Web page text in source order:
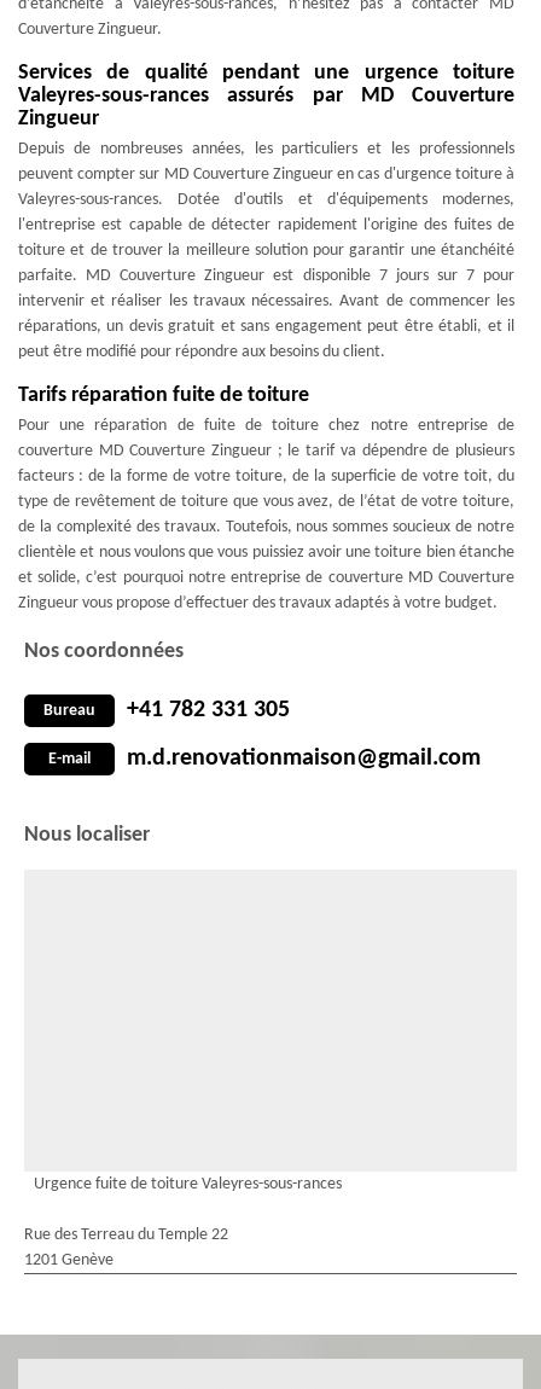
d’étanchéité à Valeyres-sous-rances, n’hésitez pas à contacter MD
Couverture Zingueur.
Services de qualité pendant une urgence toiture
Valeyres-sous-rances assurés par MD Couverture
Zingueur
Depuis de nombreuses années, les particuliers et les professionnels
peuvent compter sur MD Couverture Zingueur en cas d'urgence toiture à
Valeyres-sous-rances. Dotée d'outils et d'équipements modernes,
l'entreprise est capable de détecter rapidement l'origine des fuites de
toiture et de trouver la meilleure solution pour garantir une étanchéité
parfaite. MD Couverture Zingueur est disponible 7 jours sur 7 pour
intervenir et réaliser les travaux nécessaires. Avant de commencer les
réparations, un devis gratuit et sans engagement peut être établi, et il
peut être modifié pour répondre aux besoins du client.
Tarifs réparation fuite de toiture
Pour une réparation de fuite de toiture chez notre entreprise de
couverture MD Couverture Zingueur ; le tarif va dépendre de plusieurs
facteurs : de la forme de votre toiture, de la superficie de votre toit, du
type de revêtement de toiture que vous avez, de l’état de votre toiture,
de la complexité des travaux. Toutefois, nous sommes soucieux de notre
clientèle et nous voulons que vous puissiez avoir une toiture bien étanche
et solide, c’est pourquoi notre entreprise de couverture MD Couverture
Zingueur vous propose d’effectuer des travaux adaptés à votre budget.
Nos coordonnées
Bureau +41 782 331 305
E-mail m.d.renovationmaison@gmail.com
Nous localiser
Urgence fuite de toiture Valeyres-sous-rances
Rue des Terreau du Temple 22
1201 Genève